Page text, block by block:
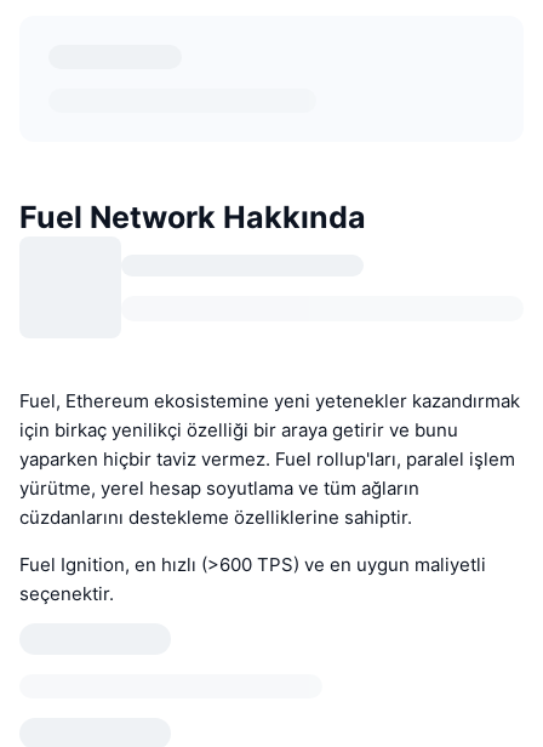
Fuel Network Hakkında
Fuel, Ethereum ekosistemine yeni yetenekler kazandırmak
için birkaç yenilikçi özelliği bir araya getirir ve bunu
yaparken hiçbir taviz vermez. Fuel rollup'ları, paralel işlem
yürütme, yerel hesap soyutlama ve tüm ağların
cüzdanlarını destekleme özelliklerine sahiptir.
Fuel Ignition, en hızlı (>600 TPS) ve en uygun maliyetli
seçenektir.